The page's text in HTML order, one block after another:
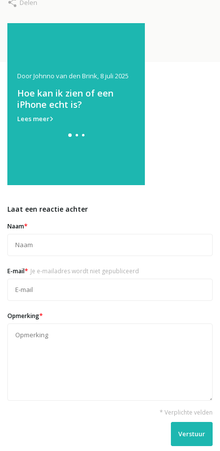
Delen
Door Johnno van den Brink, 8 juli 2025
Hoe kan ik zien of een
iPhone echt is?
Lees meer
Laat een reactie achter
Naam*
E-mail* Je e-mailadres wordt niet gepubliceerd
Opmerking*
* Verplichte velden
Verstuur